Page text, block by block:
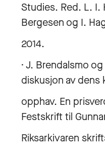
Studies. Red. L. I.
Bergesen og I.
2014.
· J. Brendalsmo
diskusjon av dens
opphav. En
Festskrift til
Riksarkivaren